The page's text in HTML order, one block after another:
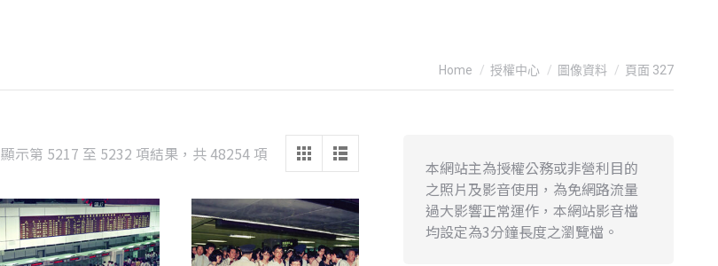
You are here:
Home 授權中心 圖像資料 頁面 327
顯示第 5217 至 5232 項結果，共 48254 項 Sorted
latest
本網站主為授權公務或非營利目的
之照片及影音使用，為免網路流量
過大影響正常運作，本網站影音檔
均設定為3分鐘長度之瀏覽檔。